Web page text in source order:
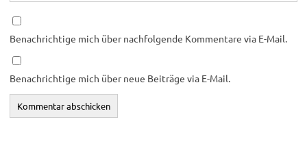
Benachrichtige mich über nachfolgende Kommentare via E-Mail.
Benachrichtige mich über neue Beiträge via E-Mail.